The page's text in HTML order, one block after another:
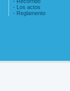
- Los actos
- Reglamento